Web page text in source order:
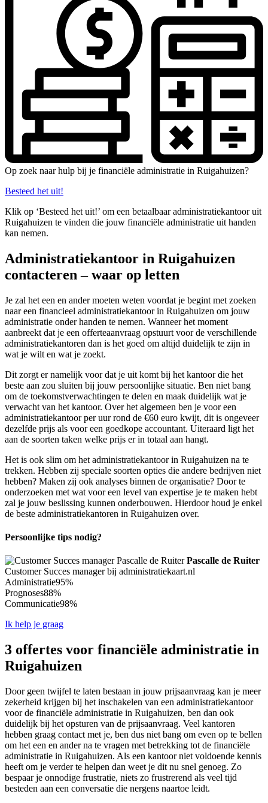
Op zoek naar hulp bij je financiële administratie in Ruigahuizen?
Besteed het uit!
Klik op ‘Besteed het uit!’ om een betaalbaar administratiekantoor uit
Ruigahuizen te vinden die jouw financiële administratie uit handen
kan nemen.
Administratiekantoor in Ruigahuizen
contacteren – waar op letten
Je zal het een en ander moeten weten voordat je begint met zoeken
naar een financieel administratiekantoor in Ruigahuizen om jouw
administratie onder handen te nemen. Wanneer het moment
aanbreekt dat je een offerteaanvraag opstuurt voor de verschillende
administratiekantoren dan is het goed om altijd duidelijk te zijn in
wat je wilt en wat je zoekt.
Dit zorgt er namelijk voor dat je uit komt bij het kantoor die het
beste aan zou sluiten bij jouw persoonlijke situatie. Ben niet bang
om de toekomstverwachtingen te delen en maak duidelijk wat je
verwacht van het kantoor. Over het algemeen ben je voor een
administratiekantoor per uur rond de €60 euro kwijt, dit is ongeveer
dezelfde prijs als voor een goedkope accountant. Uiteraard ligt het
aan de soorten taken welke prijs er in totaal aan hangt.
Het is ook slim om het administratiekantoor in Ruigahuizen na te
trekken. Hebben zij speciale soorten opties die andere bedrijven niet
hebben? Maken zij ook analyses binnen de organisatie? Door te
onderzoeken met wat voor een level van expertise je te maken hebt
zal je jouw beslissing kunnen onderbouwen. Hierdoor houd je enkel
de beste administratiekantoren in Ruigahuizen over.
Persoonlijke tips nodig?
Pascalle de Ruiter
Customer Succes manager bij administratiekaart.nl
Administratie95%
Prognoses88%
Communicatie98%
Ik help je graag
3 offertes voor financiële administratie in
Ruigahuizen
Door geen twijfel te laten bestaan in jouw prijsaanvraag kan je meer
zekerheid krijgen bij het inschakelen van een administratiekantoor
voor de financiële administratie in Ruigahuizen, ben dan ook
duidelijk bij het opsturen van de prijsaanvraag. Veel kantoren
hebben graag contact met je, ben dus niet bang om even op te bellen
om het een en ander na te vragen met betrekking tot de financiële
administratie in Ruigahuizen. Als een kantoor niet voldoende kennis
heeft om je verder te helpen dan weet je dit nu snel genoeg. Zo
bespaar je onnodige frustratie, niets zo frustrerend als veel tijd
besteden aan een conversatie die nergens naartoe leidt.